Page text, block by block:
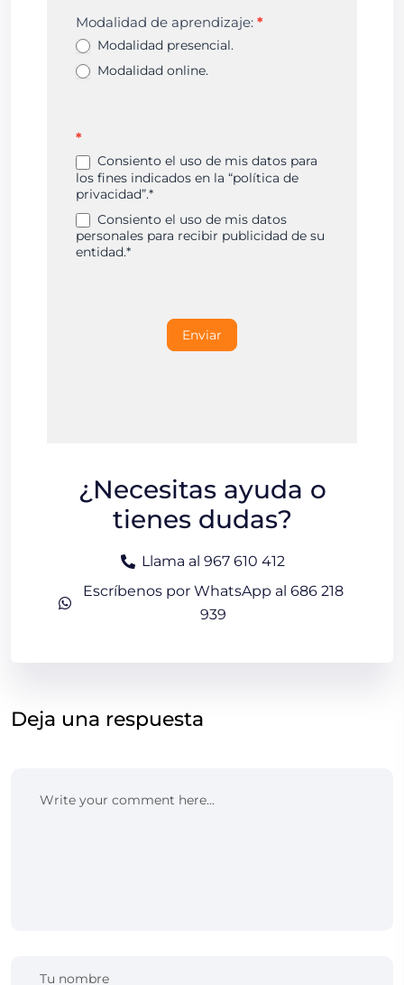
Modalidad de aprendizaje: *
Modalidad presencial.
Modalidad online.
*
Consiento el uso de mis datos para
los fines indicados en la “política de
privacidad”.*
Consiento el uso de mis datos
personales para recibir publicidad de su
entidad.*
Enviar
¿Necesitas ayuda o
tienes dudas?
Llama al 967 610 412
Escríbenos por WhatsApp al 686 218
939
Deja una respuesta